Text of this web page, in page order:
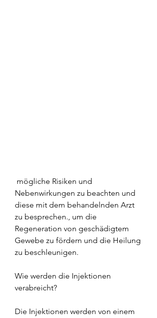
Nebenwirkungen zu beachten und
diese mit dem behandelnden Arzt
zu besprechen., um die
Regeneration von geschädigtem
Gewebe zu fördern und die Heilung
zu beschleunigen.
Wie werden die Injektionen
verabreicht?
Die Injektionen werden von einem